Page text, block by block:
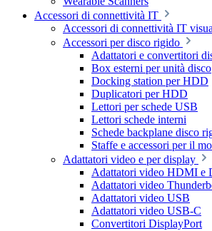
Accessori di connettività IT
Accessori di connettività IT
Accessori per disco rigido
Adattatori e convertitori
Box esterni per unità disco
Docking station per HDD
Duplicatori per HDD
Lettori per schede USB
Lettori schede interni
Schede backplane disco
Staffe e accessori per il
Adattatori video e per display
Adattatori video HDMI e
Adattatori video
Adattatori video USB
Adattatori video USB-C
Convertitori DisplayPort